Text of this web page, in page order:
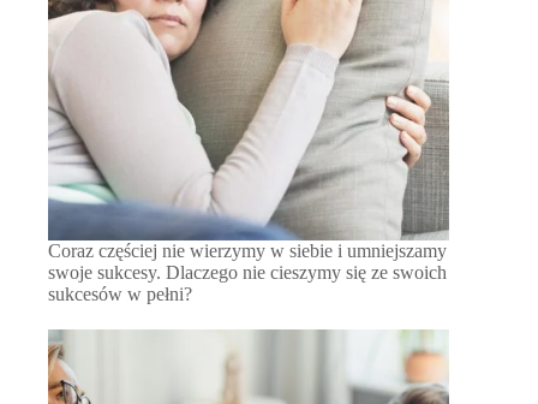
Coraz częściej nie wierzymy w siebie i umniejszamy
swoje sukcesy. Dlaczego nie cieszymy się ze swoich
sukcesów w pełni?